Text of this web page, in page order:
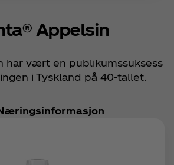
Appelsin
har vært en publikumssuksess
i Tyskland på 40-tallet.